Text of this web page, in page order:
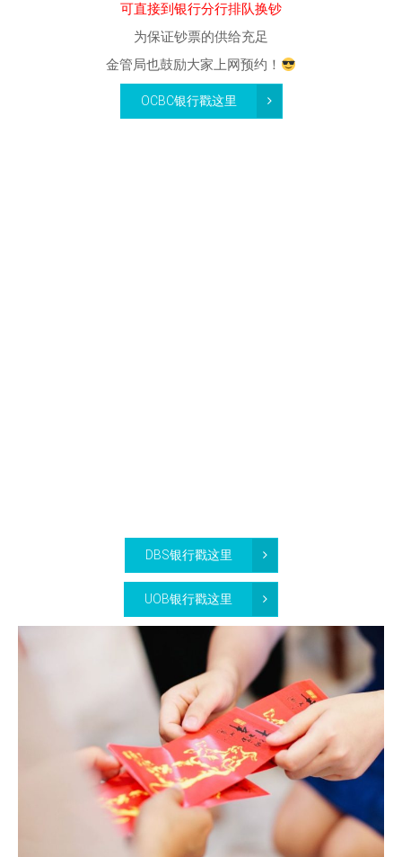
可直接到银行分行排队换钞
为保证钞票的供给充足
金管局也鼓励大家上网预约！
OCBC银行戳这里
DBS银行戳这里
UOB银行戳这里